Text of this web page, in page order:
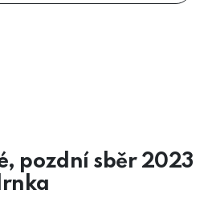
pozdní sběr 2023